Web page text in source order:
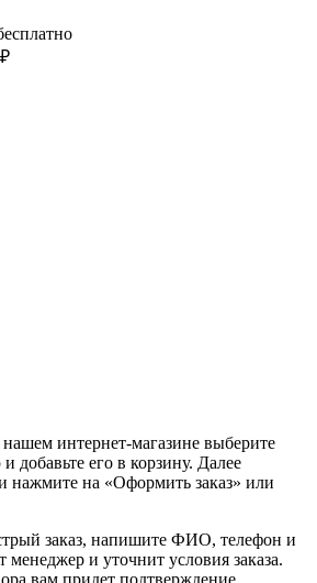
интернет-магазине выберите
добавьте его в корзину. Далее
нажмите на «Оформить заказ» или
заказ, напишите ФИО, телефон и
менеджер и уточнит условия заказа.
вам придет подтверждение